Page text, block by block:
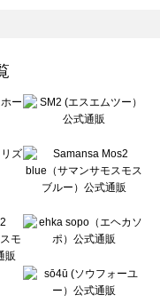
カート一覧
一覧